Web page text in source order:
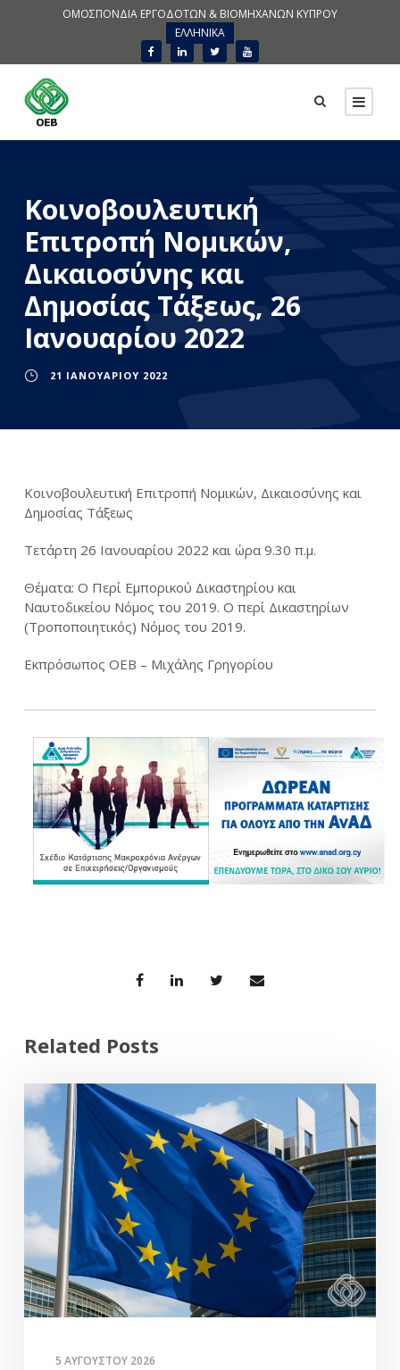
ΟΜΟΣΠΟΝΔΙΑ ΕΡΓΟΔΟΤΩΝ & ΒΙΟΜΗΧΑΝΩΝ ΚΥΠΡΟΥ
ΕΛΛΗΝΙΚΑ
Κοινοβουλευτική
Επιτροπή Νομικών,
Δικαιοσύνης και
Δημοσίας Τάξεως, 26
Ιανουαρίου 2022
21 ΙΑΝΟΥΑΡΊΟΥ 2022
Κοινοβουλευτική Επιτροπή Νομικών, Δικαιοσύνης και
Δημοσίας Τάξεως
Τετάρτη 26 Ιανουαρίου 2022 και ώρα 9.30 π.μ.
Θέματα: Ο Περί Εμπορικού Δικαστηρίου και
Ναυτοδικείου Νόμος του 2019. Ο περί Δικαστηρίων
(Τροποποιητικός) Νόμος του 2019.
Εκπρόσωπος ΟΕΒ – Μιχάλης Γρηγορίου
Related Posts
5 ΑΥΓΟΎΣΤΟΥ 2026